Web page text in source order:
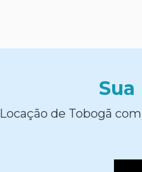
Sua
Locação de Tobogã